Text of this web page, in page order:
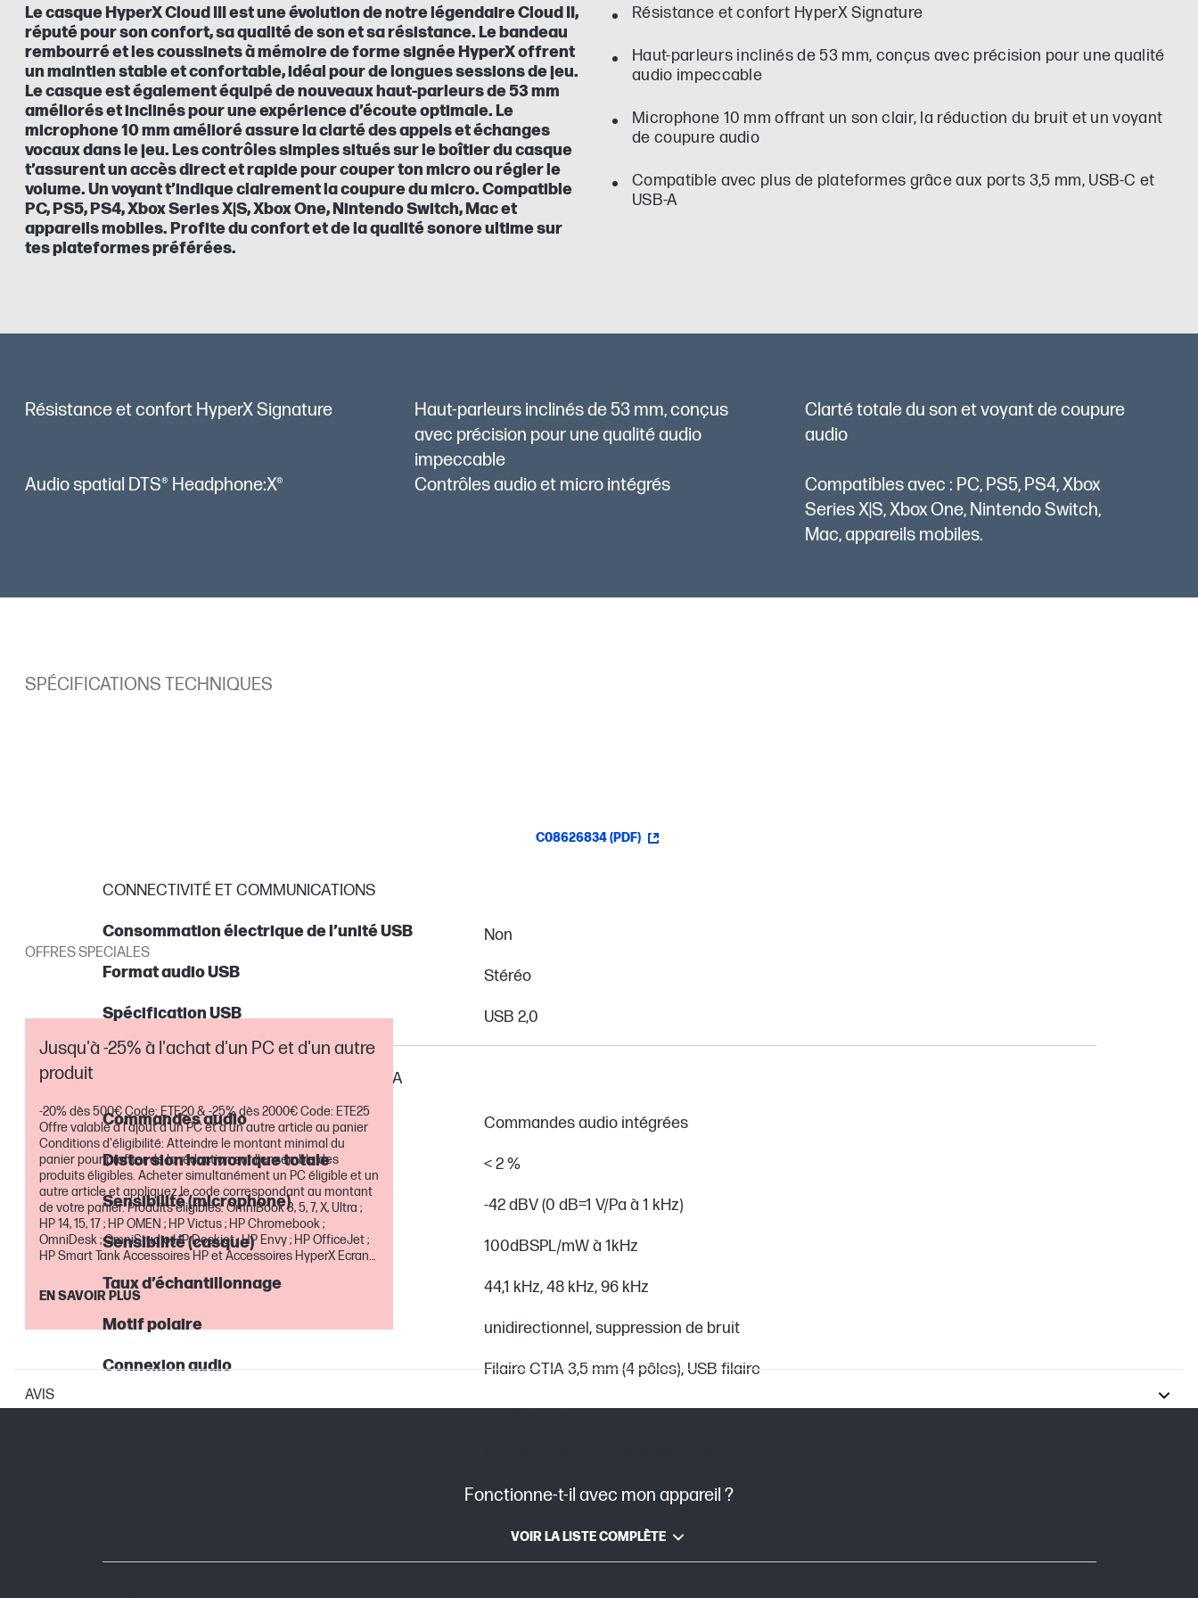
Le casque HyperX Cloud III est une évolution de notre légendaire Cloud II,
réputé pour son confort, sa qualité de son et sa résistance. Le bandeau
rembourré et les coussinets à mémoire de forme signée HyperX offrent
un maintien stable et confortable, idéal pour de longues sessions de jeu.
Le casque est également équipé de nouveaux haut-parleurs de 53 mm
améliorés et inclinés pour une expérience d’écoute optimale. Le
microphone 10 mm amélioré assure la clarté des appels et échanges
vocaux dans le jeu. Les contrôles simples situés sur le boîtier du casque
t’assurent un accès direct et rapide pour couper ton micro ou régler le
volume. Un voyant t’indique clairement la coupure du micro. Compatible
PC, PS5, PS4, Xbox Series X|S, Xbox One, Nintendo Switch, Mac et
appareils mobiles. Profite du confort et de la qualité sonore ultime sur
tes plateformes préférées.
Résistance et confort HyperX Signature
Haut-parleurs inclinés de 53 mm, conçus avec précision pour une qualité
audio impeccable
Microphone 10 mm offrant un son clair, la réduction du bruit et un voyant
de coupure audio
Compatible avec plus de plateformes grâce aux ports 3,5 mm, USB-C et
USB-A
Résistance et confort HyperX Signature
Haut-parleurs inclinés de 53 mm, conçus
avec précision pour une qualité audio
impeccable
Clarté totale du son et voyant de coupure
audio
Audio spatial DTS® Headphone:X® Contrôles audio et micro intégrés
Compatibles avec : PC, PS5, PS4, Xbox
Series X|S, Xbox One, Nintendo Switch,
Mac, appareils mobiles.
SPÉCIFICATIONS TECHNIQUES
C08626834 (PDF)
CONNECTIVITÉ ET COMMUNICATIONS
Consommation électrique de l’unité USB
Non
Format audio USB
Stéréo
Spécification USB
USB 2,0
PÉRIPHÉRIQUES D'ENTRÉE ET MULTIMÉDIA
Commandes audio
Commandes audio intégrées
Distorsion harmonique totale
< 2 %
Sensibilité (microphone)
-42 dBV (0 dB=1 V/Pa à 1 kHz)
Sensibilité (casque)
100dBSPL/mW à 1kHz
Taux d’échantillonnage
44,1 kHz, 48 kHz, 96 kHz
Motif polaire
unidirectionnel, suppression de bruit
Connexion audio
Filaire CTIA 3,5 mm (4 pôles), USB filaire
Réponse en fréquence (casque)
10 Hz à 21 kHz
Câble USB
16 bits, 24 bits
OFFRES SPECIALES
Jusqu'à -25% à l'achat d'un PC et d'un autre
produit
-20% dès 500€ Code: ETE20 & -25% dès 2000€ Code: ETE25
Offre valable à l'ajout d'un PC et d'un autre article au panier
Conditions d'éligibilité: Atteindre le montant minimal du
panier pour profiter de la réduction sur l'ensemble des
produits éligibles. Acheter simultanément un PC éligible et un
autre article et appliquez le code correspondant au montant
de votre panier. Produits éligibles: OmniBook 3, 5, 7, X, Ultra ;
HP 14, 15, 17 ; HP OMEN ; HP Victus ; HP Chromebook ;
OmniDesk ; OmniStudio HP Deskjet ; HP Envy ; HP OfficeJet ;
HP Smart Tank Accessoires HP et Accessoires HyperX Ecrans
Gaming et pour la maison Extensions de garantie et service
Absolute Offre valable jusqu'au 30 août inclus
EN SAVOIR PLUS
AVIS
Fonctionne-t-il avec mon appareil ?
VOIR LA LISTE COMPLÈTE